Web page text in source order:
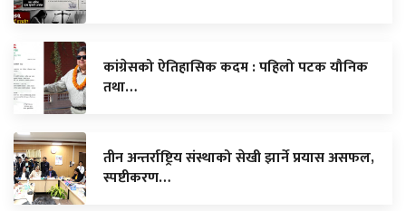
कांग्रेसको ऐतिहासिक कदम : पहिलो पटक यौनिक
तथा…
तीन अन्तर्राष्ट्रिय संस्थाको सेखी झार्ने प्रयास असफल,
स्पष्टीकरण…